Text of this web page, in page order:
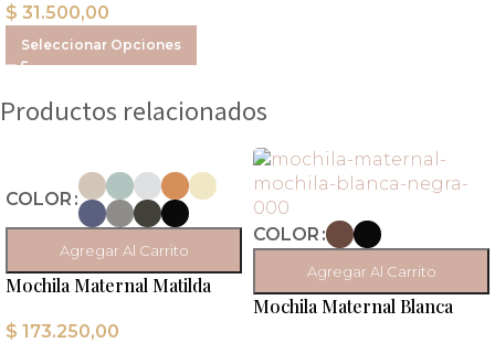
$ 31.500,00
Seleccionar Opciones
Productos relacionados
COLOR
Agregar Al Carrito
Mochila Maternal Matilda
$ 173.250,00
COLOR
Agregar Al Carrito
Mochila Maternal Blanca